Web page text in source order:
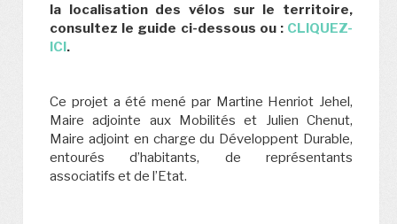
la localisation des vélos sur le territoire,
consultez le guide ci-dessous ou : CLIQUEZ-
ICI.
Ce projet a été mené par Martine Henriot Jehel,
Maire adjointe aux Mobilités et Julien Chenut,
Maire adjoint en charge du Développent Durable,
entourés d’habitants, de représentants
associatifs et de l’Etat.